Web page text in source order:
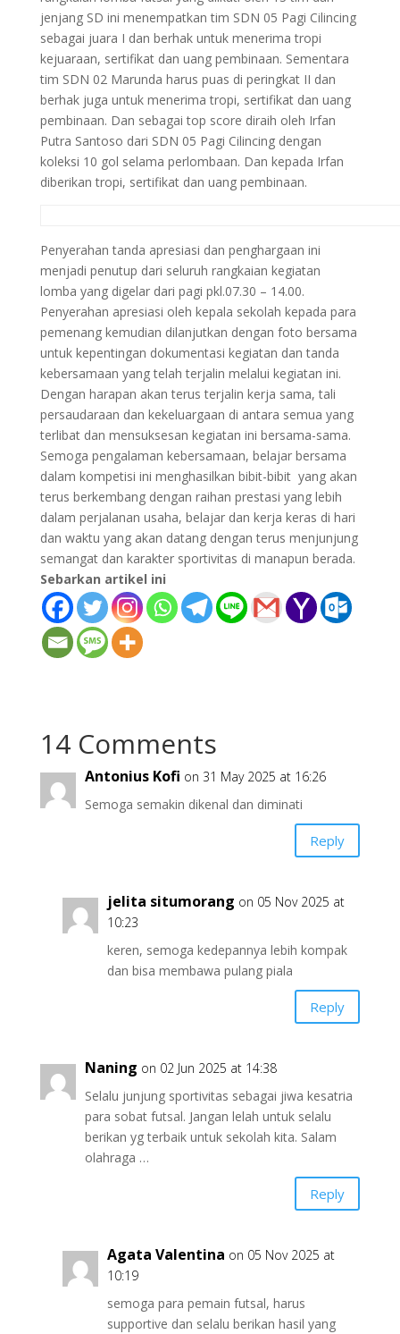
jenjang SD ini menempatkan tim SDN 05 Pagi Cilincing
sebagai juara I dan berhak untuk menerima tropi
kejuaraan, sertifikat dan uang pembinaan. Sementara
tim SDN 02 Marunda harus puas di peringkat II dan
berhak juga untuk menerima tropi, sertifikat dan uang
pembinaan. Dan sebagai top score diraih oleh Irfan
Putra Santoso dari SDN 05 Pagi Cilincing dengan
koleksi 10 gol selama perlombaan. Dan kepada Irfan
diberikan tropi, sertifikat dan uang pembinaan.
Penyerahan tanda apresiasi dan penghargaan ini
menjadi penutup dari seluruh rangkaian kegiatan
lomba yang digelar dari pagi pkl.07.30 – 14.00.
Penyerahan apresiasi oleh kepala sekolah kepada para
pemenang kemudian dilanjutkan dengan foto bersama
untuk kepentingan dokumentasi kegiatan dan tanda
kebersamaan yang telah terjalin melalui kegiatan ini.
Dengan harapan akan terus terjalin kerja sama, tali
persaudaraan dan kekeluargaan di antara semua yang
terlibat dan mensuksesan kegiatan ini bersama-sama.
Semoga pengalaman kebersamaan, belajar bersama
dalam kompetisi ini menghasilkan bibit-bibit yang akan
terus berkembang dengan raihan prestasi yang lebih
dalam perjalanan usaha, belajar dan kerja keras di hari
dan waktu yang akan datang dengan terus menjunjung
semangat dan karakter sportivitas di manapun berada.
Sebarkan artikel ini
14 Comments
Antonius Kofi on 31 May 2025 at 16:26
Semoga semakin dikenal dan diminati
Reply
jelita situmorang on 05 Nov 2025 at
10:23
keren, semoga kedepannya lebih kompak
dan bisa membawa pulang piala
Reply
Naning on 02 Jun 2025 at 14:38
Selalu junjung sportivitas sebagai jiwa kesatria
para sobat futsal. Jangan lelah untuk selalu
berikan yg terbaik untuk sekolah kita. Salam
olahraga …
Reply
Agata Valentina on 05 Nov 2025 at
10:19
semoga para pemain futsal, harus
supportive dan selalu berikan hasil yang